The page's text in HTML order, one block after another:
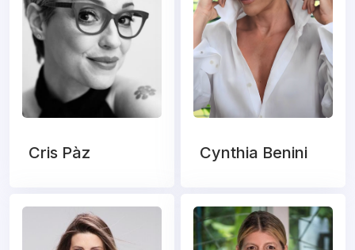
Cris Pàz Cynthia Benini